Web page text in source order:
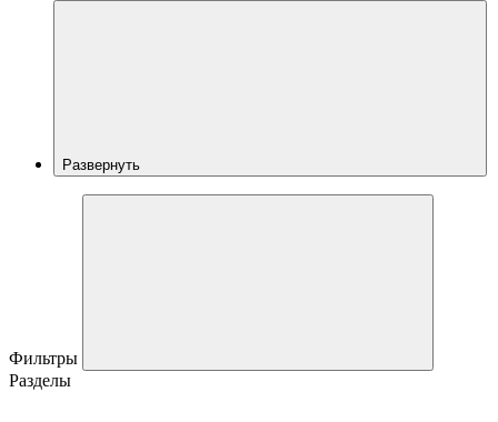
Развернуть
Фильтры
Разделы